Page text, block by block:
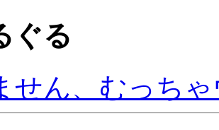
ぐる
せん、むっち